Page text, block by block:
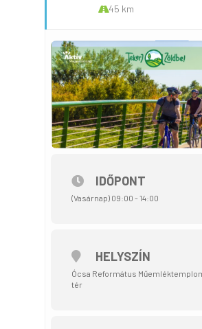
45 km
IDŐPONT
(Vasárnap) 09:00 - 14:00
HELYSZÍN
Ócsa Református
tér